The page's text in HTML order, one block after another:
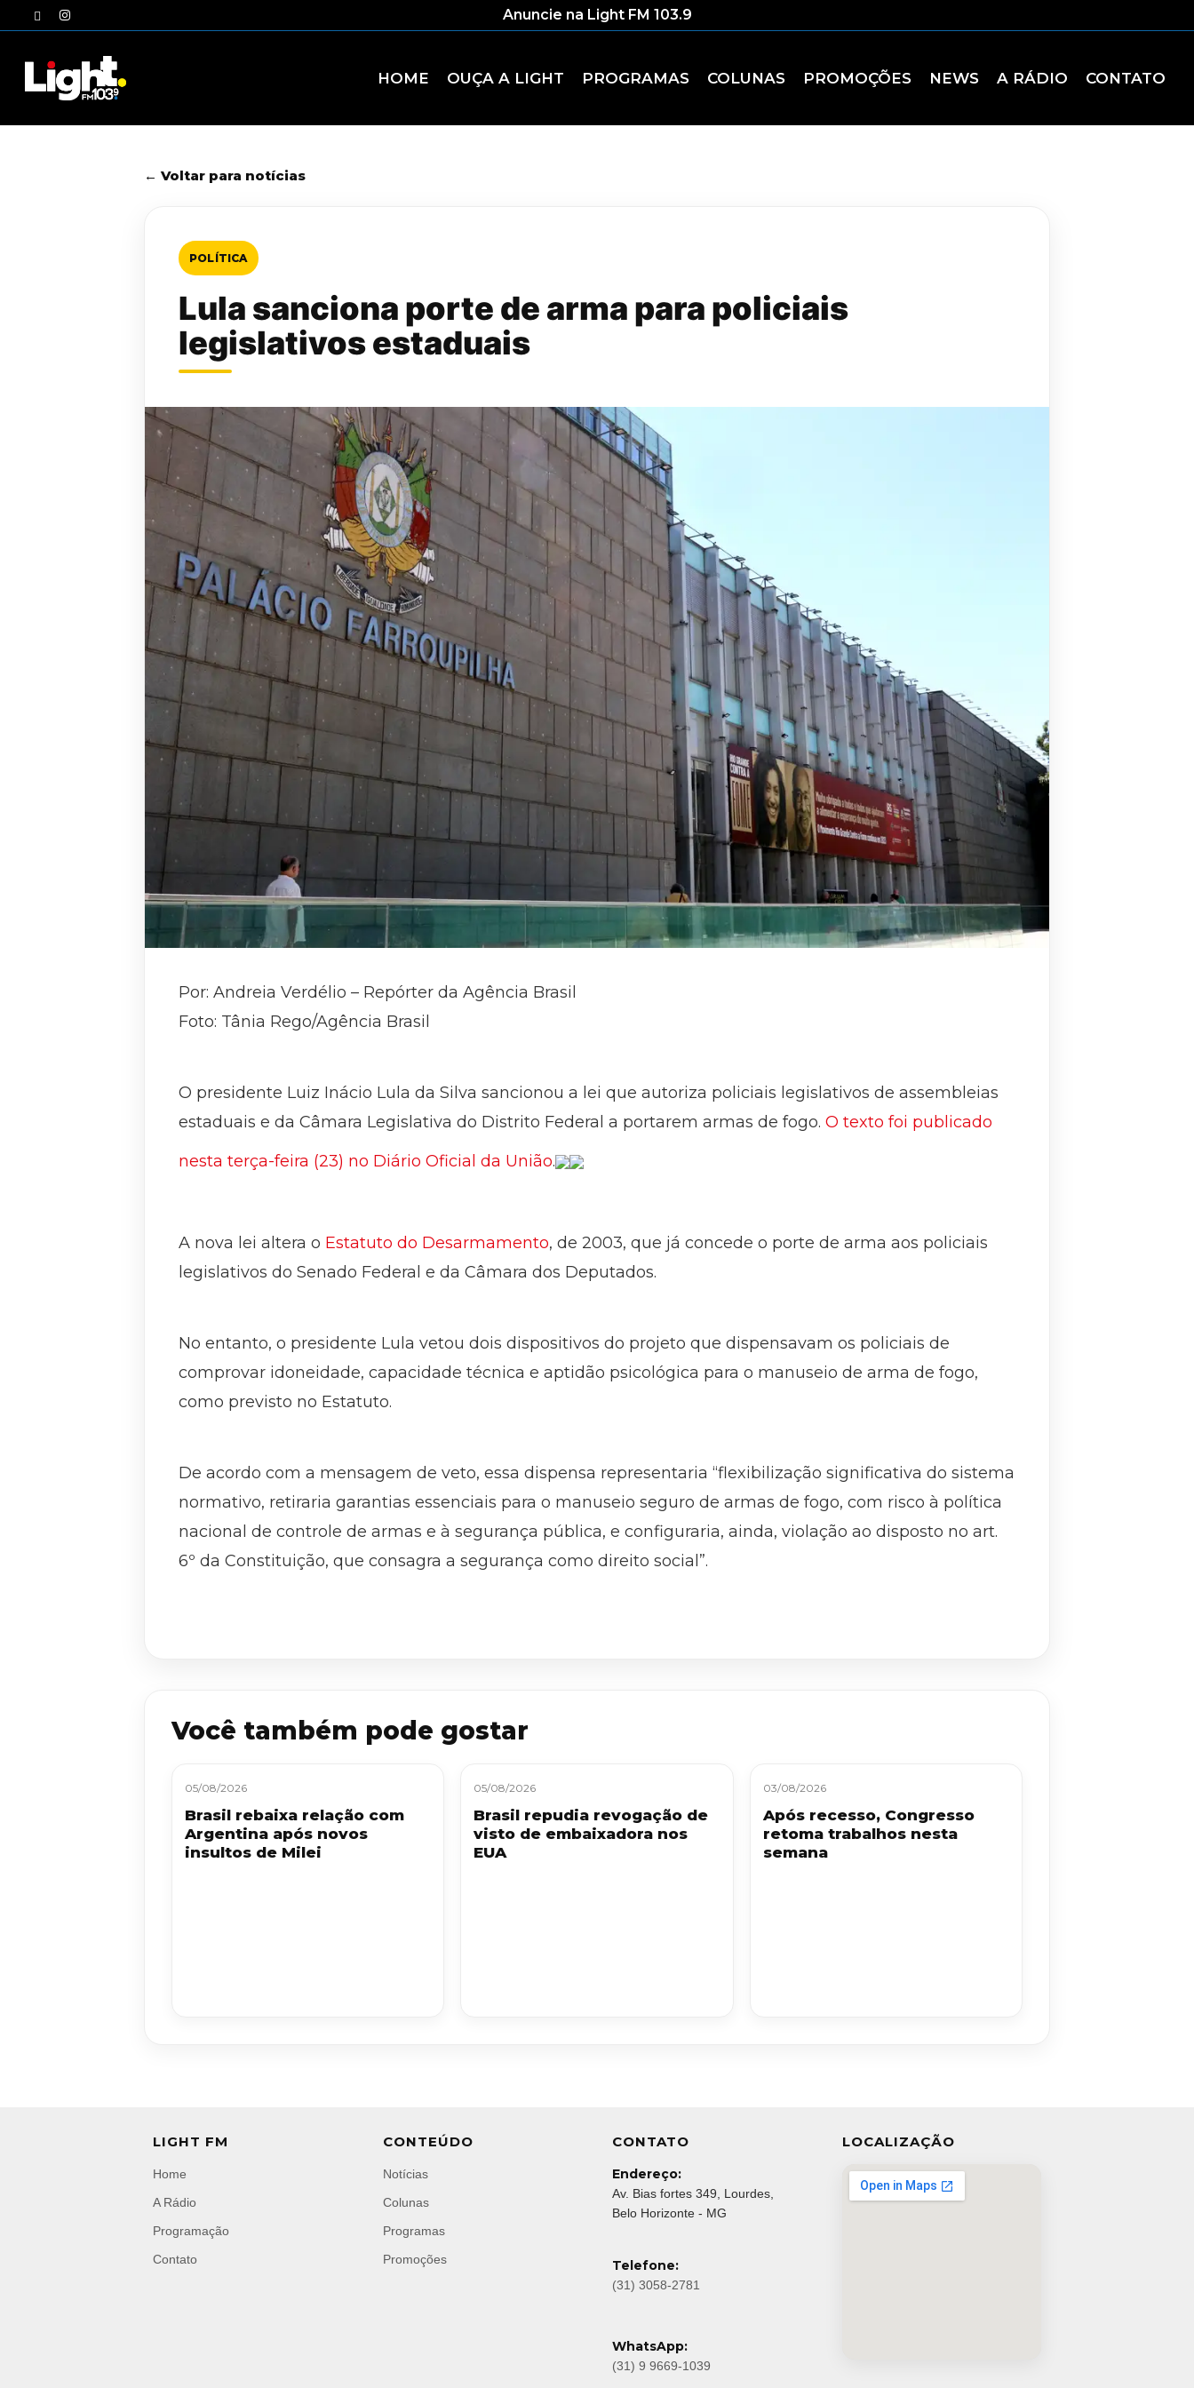
to
twitterinstagram Anuncie na Light FM 103.9
HOME OUÇA A LIGHT PROGRAMAS COLUNAS PROMOÇÕES NEWS A RÁDIO CONTATO
← Voltar para notícias
POLÍTICA
Lula sanciona porte de arma para policiais
legislativos estaduais
Por: Andreia Verdélio – Repórter da Agência Brasil
Foto: Tânia Rego/Agência Brasil
O presidente Luiz Inácio Lula da Silva sancionou a lei que autoriza policiais legislativos de assembleias
estaduais e da Câmara Legislativa do Distrito Federal a portarem armas de fogo. O texto foi publicado
nesta terça-feira (23) no Diário Oficial da União.
A nova lei altera o Estatuto do Desarmamento, de 2003, que já concede o porte de arma aos policiais
legislativos do Senado Federal e da Câmara dos Deputados.
No entanto, o presidente Lula vetou dois dispositivos do projeto que dispensavam os policiais de
comprovar idoneidade, capacidade técnica e aptidão psicológica para o manuseio de arma de fogo,
como previsto no Estatuto.
De acordo com a mensagem de veto, essa dispensa representaria “flexibilização significativa do sistema
normativo, retiraria garantias essenciais para o manuseio seguro de armas de fogo, com risco à política
nacional de controle de armas e à segurança pública, e configuraria, ainda, violação ao disposto no art.
6º da Constituição, que consagra a segurança como direito social”.
Você também pode gostar
05/08/2026
Brasil rebaixa relação com
Argentina após novos
insultos de Milei
05/08/2026
Brasil repudia revogação de
visto de embaixadora nos
EUA
03/08/2026
Após recesso, Congresso
retoma trabalhos nesta
semana
LIGHT FM
Home
A Rádio
Programação
Contato
CONTEÚDO
Notícias
Colunas
Programas
Promoções
CONTATO
Endereço:
Av. Bias fortes 349, Lourdes,
Belo Horizonte - MG
Telefone:
(31) 3058-2781
WhatsApp:
(31) 9 9669-1039
LOCALIZAÇÃO